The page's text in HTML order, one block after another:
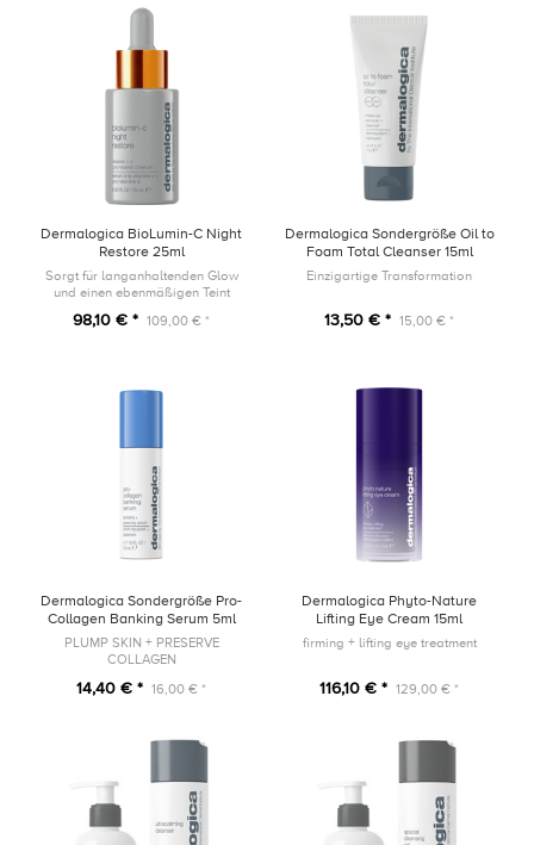
Dermalogica BioLumin-C Night
Restore 25ml
Sorgt für langanhaltenden Glow
und einen ebenmäßigen Teint
98,10 € * 109,00 € *
Dermalogica Sondergröße Oil to
Foam Total Cleanser 15ml
Einzigartige Transformation
13,50 € * 15,00 € *
Dermalogica Sondergröße Pro-
Collagen Banking Serum 5ml
PLUMP SKIN + PRESERVE
COLLAGEN
14,40 € * 16,00 € *
Dermalogica Phyto-Nature
Lifting Eye Cream 15ml
firming + lifting eye treatment
116,10 € * 129,00 € *